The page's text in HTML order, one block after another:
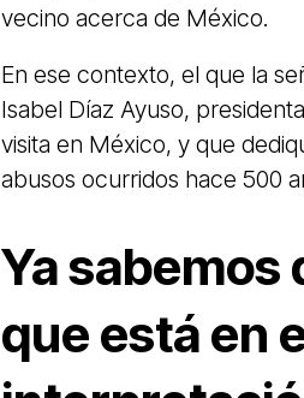
vecino acerca de México.
En ese contexto, el que la
Isabel Díaz Ayuso,
visita en México, y que
abusos ocurridos hace 500
Ya sabemos
que está en